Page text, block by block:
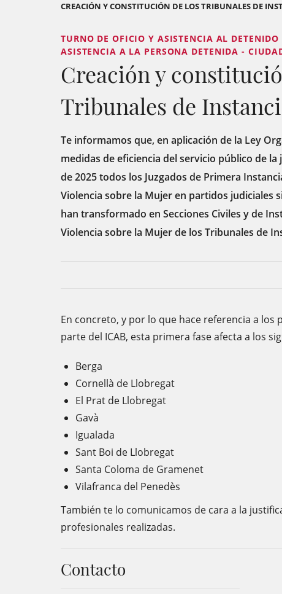
CREACIÓN Y CONSTITUCIÓN DE LOS TRIBUNALES DE
TURNO DE OFICIO Y ASISTENCIA AL
ASISTENCIA A LA PERSONA DETENIDA -
Creación y
Tribunales de
Te informamos que, en aplicación de la Ley
medidas de eficiencia del servicio público de la
de 2025 todos los Juzgados de Primera
Violencia sobre la Mujer en partidos judiciales
han transformado en Secciones Civiles y de
Violencia sobre la Mujer de los Tribunales de
En concreto, y por lo que hace referencia a
parte del ICAB, esta primera fase afecta a los
Berga
Cornellà de Llobregat
El Prat de Llobregat
Gavà
Igualada
Sant Boi de Llobregat
Santa Coloma de Gramenet
Vilafranca del Penedès
También te lo comunicamos de cara a la
profesionales realizadas.
Contacto